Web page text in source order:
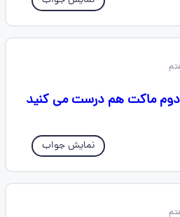
دوم ماکت هم درست می کنید
نمایش جواب